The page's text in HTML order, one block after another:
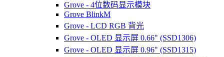
Grove - 4位数码显示模块
Grove BlinkM
Grove - LCD RGB 背光
Grove - OLED 显示屏 0.66" (SSD1306)
Grove - OLED 显示屏 0.96" (SSD1315)